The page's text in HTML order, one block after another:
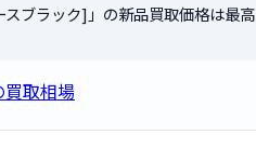
ブラック]」の新品買取価格は最高
取相場